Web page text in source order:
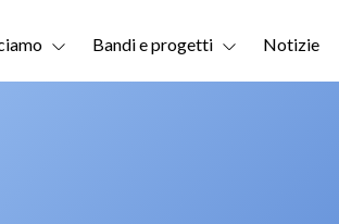
Bandi e progetti Notizie